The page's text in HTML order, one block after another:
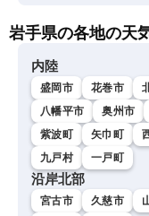
岩手県の各地の天
内陸
盛岡市 花巻市
八幡平市
奥州市
紫波町
矢巾町
九戸村
一戸町
沿岸北部
宮古市 久慈市